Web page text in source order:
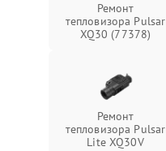
Ремонт
тепловизора Pulsar
XQ30 (77378)
Ремонт
тепловизора Pulsar
Lite XQ30V